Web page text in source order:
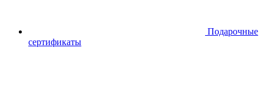
Подарочные
сертификаты